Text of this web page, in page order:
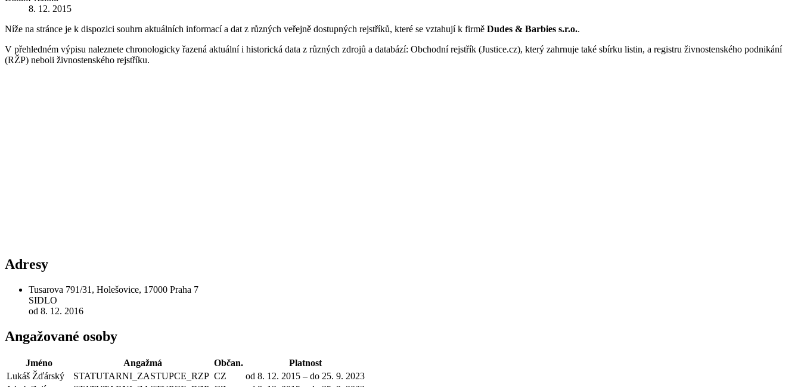
8. 12. 2015
Níže na stránce je k dispozici souhrn aktuálních informací a dat z různých veřejně dostupných rejstříků, které se vztahují k firmě Dudes & Barbies s.r.o..
V přehledném výpisu naleznete chronologicky řazená aktuální i historická data z různých zdrojů a databází: Obchodní rejstřík (Justice.cz), který zahrnuje také sbírku listin, a registru živnostenského podnikání
(RŽP) neboli živnostenského rejstříku.
Adresy
Tusarova 791/31, Holešovice, 17000 Praha 7
SIDLO
od 8. 12. 2016
Angažované osoby
Jméno Angažmá Občan.
Platnost
Lukáš Žďárský
STATUTARNI_ZASTUPCE_RZP CZ
od 8. 12. 2015 – do 25. 9. 2023